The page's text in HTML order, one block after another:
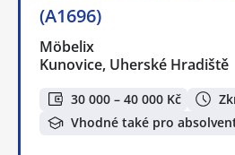
(A1696)
Möbelix
Kunovice, Uherské Hradiště
30 000 – 40 000 Kč
Vhodné také pro